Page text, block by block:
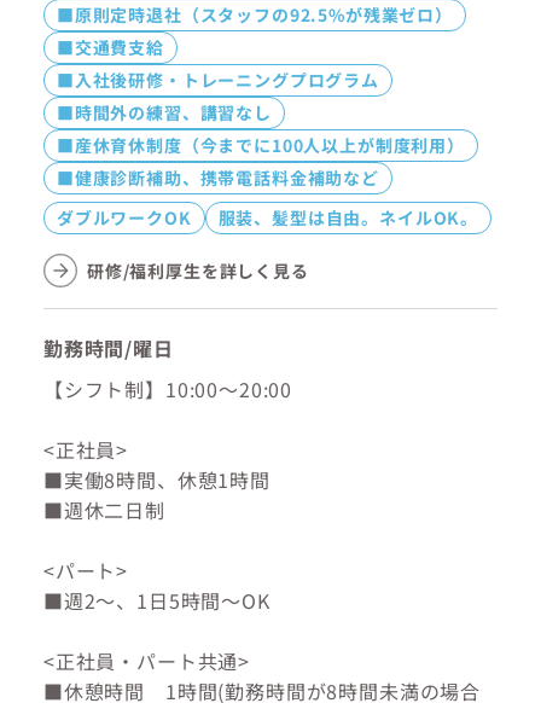
■原則定時退社（スタッフの92.5%が残業ゼロ）
■交通費支給
■入社後研修・トレーニングプログラム
■時間外の練習、講習なし
■産休育休制度（今までに100人以上が制度利用）
■健康診断補助、携帯電話料金補助など
ダブルワークOK
服装、髪型は自由。ネイルOK。
研修/福利厚生を詳しく見る
勤務時間/曜日
【シフト制】10:00～20:00
<正社員>
■実働8時間、休憩1時間
■週休二日制
<パート>
■週2～、1日5時間～OK
<正社員・パート共通>
■休憩時間 1時間(勤務時間が8時間未満の場合